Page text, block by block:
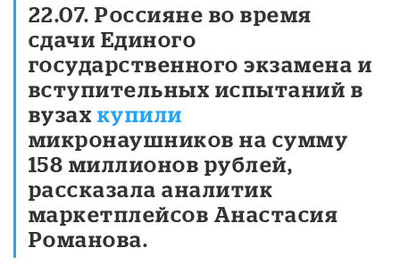
22.07. Россияне во время
сдачи Единого
государственного экзамена и
вступительных испытаний в
вузах купили
микронаушников на сумму
158 миллионов рублей,
рассказала аналитик
маркетплейсов Анастасия
Романова.